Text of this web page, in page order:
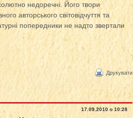
недоречні. Його твори
авторського світовідчуття та
попередники не надто звертали
Друкувати
17.09.2010 о 10:28